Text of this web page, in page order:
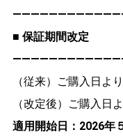
■ 保証期間改定
（従来）ご購入日よ
（改定後）ご購入日
適用開始日：2026年